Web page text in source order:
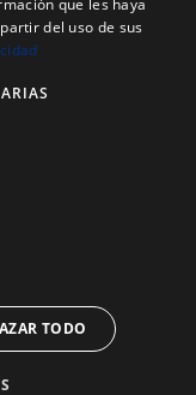
Desarrollo Regional
y León, a través del
de Castilla y León
economía digital.
que les haya
del uso de sus
TODO